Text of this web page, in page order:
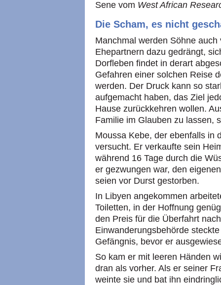
Sene vom West African
Die Scham, es nicht
Manchmal werden Söhne
Ehepartnern dazu gedrängt,
Dorfleben findet in derart
Gefahren einer solchen Reise
werden. Der Druck kann so
aufgemacht haben, das Ziel
Hause zurückkehren wollen.
Familie im Glauben zu lassen,
Moussa Kebe, der ebenfalls in
versucht. Er verkaufte sein
während 16 Tage durch die
er gezwungen war, den
seien vor Durst gestorben.
In Libyen angekommen
Toiletten, in der Hoffnung
den Preis für die Überfahrt
Einwanderungsbehörde
Gefängnis, bevor er
So kam er mit leeren Händen
dran als vorher. Als er seiner
weinte sie und bat ihn